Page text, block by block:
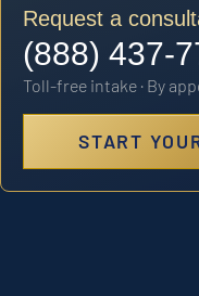
Request a
(888) 437-
Toll-free intake · By
START